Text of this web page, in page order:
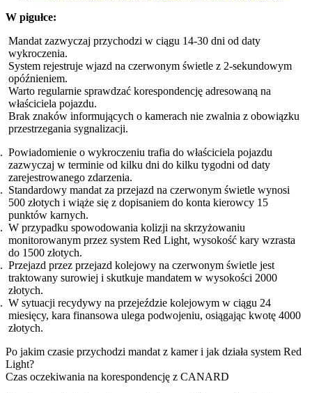
W pigułce:
Mandat zazwyczaj przychodzi w ciągu 14-30 dni od daty
wykroczenia.
System rejestruje wjazd na czerwonym świetle z 2-sekundowym
opóźnieniem.
Warto regularnie sprawdzać korespondencję adresowaną na
właściciela pojazdu.
Brak znaków informujących o kamerach nie zwalnia z obowiązku
przestrzegania sygnalizacji.
Powiadomienie o wykroczeniu trafia do właściciela pojazdu
zazwyczaj w terminie od kilku dni do kilku tygodni od daty
zarejestrowanego zdarzenia.
Standardowy mandat za przejazd na czerwonym świetle wynosi
500 złotych i wiąże się z dopisaniem do konta kierowcy 15
punktów karnych.
W przypadku spowodowania kolizji na skrzyżowaniu
monitorowanym przez system Red Light, wysokość kary wzrasta
do 1500 złotych.
Przejazd przez przejazd kolejowy na czerwonym świetle jest
traktowany surowiej i skutkuje mandatem w wysokości 2000
złotych.
W sytuacji recydywy na przejeździe kolejowym w ciągu 24
miesięcy, kara finansowa ulega podwojeniu, osiągając kwotę 4000
złotych.
Po jakim czasie przychodzi mandat z kamer i jak działa system Red
Light?
Czas oczekiwania na korespondencję z CANARD